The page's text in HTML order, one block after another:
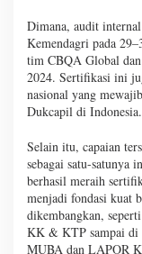
Dimana, audit
Kemendagri pada
tim CBQA Global
2024. Sertifikasi ini
nasional yang
Dukcapil di Indonesia.
Selain itu, capaian
sebagai satu-satunya
berhasil meraih
menjadi fondasi kuat
dikembangkan,
KK & KTP sampai
MUBA dan LAPOR